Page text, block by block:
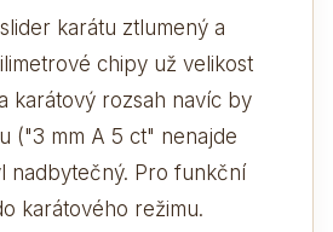
karátu ztlumený a
chipy už velikost
karátový rozsah navíc by
("3 mm A 5 ct" nenajde
nadbytečný. Pro funkční
karátového režimu.